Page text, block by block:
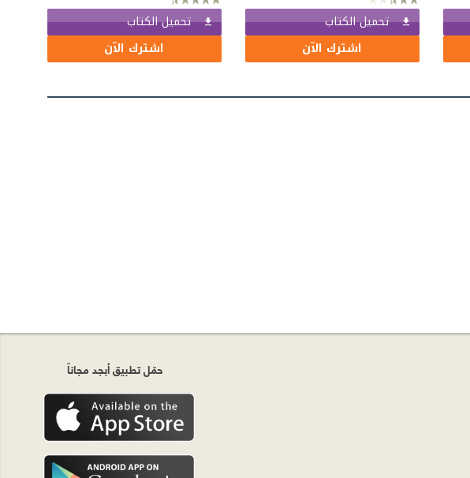
تحميل الكتاب
اشترك الآن
تحميل الكتاب
اشترك الآن
حمّل تطبيق أبجد مجاناً